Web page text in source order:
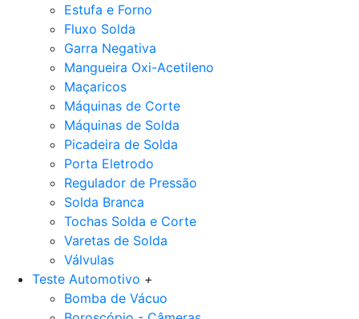
Estufa e Forno
Fluxo Solda
Garra Negativa
Mangueira Oxi-Acetileno
Maçaricos
Máquinas de Corte
Máquinas de Solda
Picadeira de Solda
Porta Eletrodo
Regulador de Pressão
Solda Branca
Tochas Solda e Corte
Varetas de Solda
Válvulas
Teste Automotivo +
Bomba de Vácuo